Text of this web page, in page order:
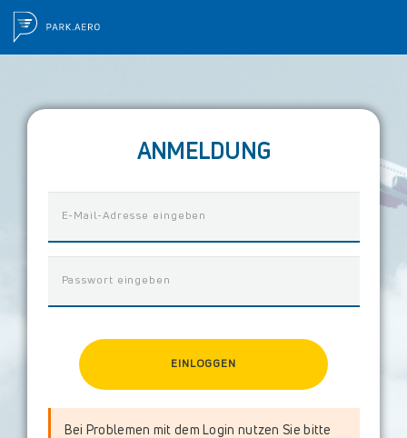
ANMELDUNG
EINLOGGEN
Bei Problemen mit dem Login nutzen Sie bitte